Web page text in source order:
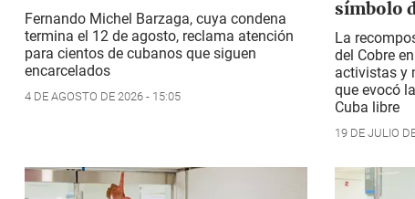
Fernando Michel Barzaga, cuya condena
termina el 12 de agosto, reclama atención
para cientos de cubanos que siguen
encarcelados
4 DE AGOSTO DE 2026 - 15:05
símbolo
La
del Cobre
activistas y
que evocó
Cuba libre
19 DE JULIO